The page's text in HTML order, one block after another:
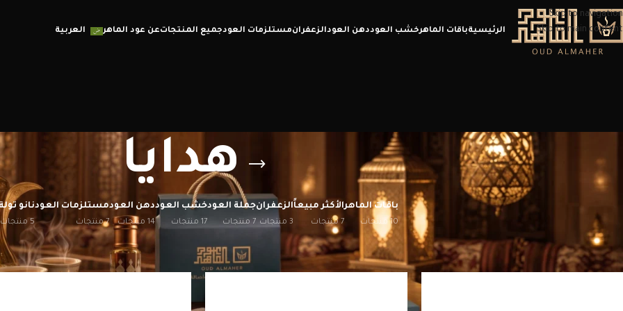
Skip to navigation
Skip to main content
الرئيسيةباقات الماهرخشب العوددهن العودالزعفرانمستلزمات العودجميع المنتجاتعن عود الماهر العربية
هدايا
باقات الماهر
10 منتجات
الأكثر مبيعاً
7 منتجات
الزعفران
3 منتجات
جملة العود
7 منتجات
خشب العود
17 منتجات
دهن العود
14 منتجات
مستلزمات العود
7 منتجات
نانو
5 منتجات
الرئيسية/ منتجات تحت الوسم “هدايا” إظهار 12
20